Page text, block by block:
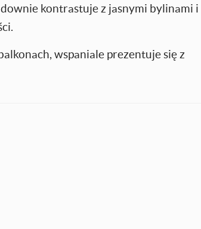
kontrastuje z jasnymi bylinami i
wspaniale prezentuje się z